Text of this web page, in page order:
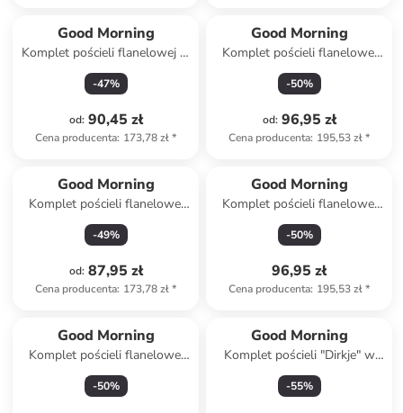
Good Morning
Komplet pościeli flanelowej w
kolorze zielonym
-47%
od: 90,45 zł
Cena producenta: 173,78 zł*
Good Morning
Komplet pościeli flanelowej
"Snowydeer" w kolorze
beżowym
-50%
od: 96,95 zł
Cena producenta: 195,53 zł*
Good Morning
Komplet pościeli flanelowej
"Mirre" w kolorze kremowo-
beżowym
-49%
od: 87,95 zł
Cena producenta: 173,78 zł*
Good Morning
Komplet pościeli flanelowej
"Toss" w kolorze biało-
błękitnym
-50%
96,95 zł
Cena producenta: 195,53 zł*
Good Morning
Komplet pościeli flanelowej
"Pierre" w kolorze miętowym
-50%
Good Morning
Komplet pościeli "Dirkje" w
kolorze zielonym
-55%